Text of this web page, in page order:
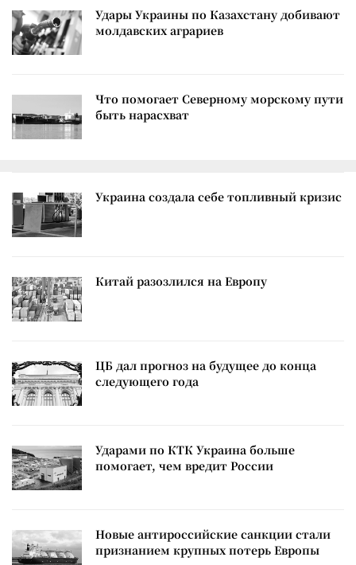
Удары Украины по Казахстану добивают
молдавских аграриев
Что помогает Северному морскому пути
быть нарасхват
Украина создала себе топливный кризис
Китай разозлился на Европу
ЦБ дал прогноз на будущее до конца
следующего года
Ударами по КТК Украина больше
помогает, чем вредит России
Новые антироссийские санкции стали
признанием крупных потерь Европы